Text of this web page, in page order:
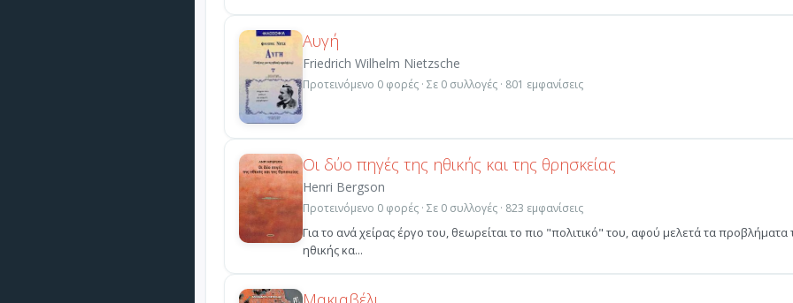
Αυγή
Friedrich Wilhelm Nietzsche
Προτεινόμενο 0 φορές · Σε 0 συλλογές · 801 εμφανίσεις
Οι δύο πηγές της ηθικής και της θρησκείας
Henri Bergson
Προτεινόμενο 0 φορές · Σε 0 συλλογές · 823 εμφανίσεις
Για το ανά χείρας έργο του, θεωρείται το πιο "πολιτικό" του, αφού μελετά τα προβλήματα
ηθικής κα...